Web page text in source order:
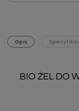
Opis
BIO ŻEL DO